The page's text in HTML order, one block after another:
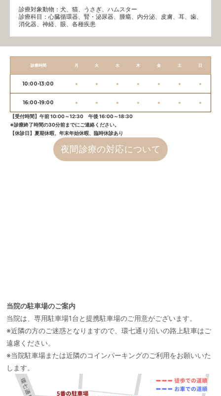
診療対象動物：犬、猫、うさぎ、ハムスター
診療科目：⼼臓循環器、腎・泌尿器、腫瘍、内分泌、⽪膚、耳、歯、
消化器、神経、眼、各種疾患
診療時間 月 火 水 木 金 土 日
10:00-13:00 ● ● ● ● ● ● ●
16:00-19:00 ● ● ● ● ● ● ●
【受付時間】午前 10:00～12:30 午後 16:00～18:30
※診療終了時間の30分前までにご連絡ください。
【休診日】夏期休暇、年末年始休暇、臨時休診あり
夜間診療の対応について
当院の駐車場のご案内
当院は、専用駐車場1台と提携駐車場のご用意がございます。
※近隣の方のご迷惑となりますので、環七通り沿いの路上駐車はご
遠慮ください。
※当院駐車場または近隣のコインパーキングのご利用をお願いいた
します。